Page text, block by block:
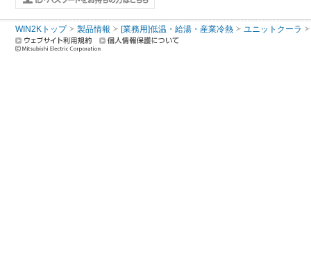
WIN2Kトップ 製品情報 [業務用]低温・給湯・産業冷熱 ユニットクーラ